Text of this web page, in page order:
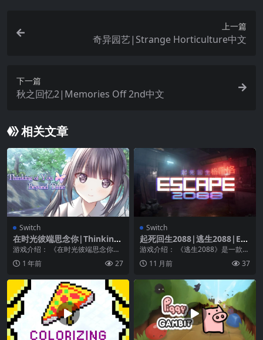
上一篇
奇异园艺|Strange Horticulture中文
下一篇
秋之回忆2|Memories Off 2nd中文
相关文章
Switch
在时光彼端思念你|Thinking
of You Beyond Time中文
游戏介绍： 《在时光彼端思念你》
动画系统视觉小说《超越时间的
你》 使用E-not...
1 年前 27
Switch
起死回生2088|逃生2088|Esc
ape 2088中文
游戏介绍： 《逃生2088》是一款以
未来主义、赛博朋克世界为背景的
老式逃生室游戏...
11 月前 37